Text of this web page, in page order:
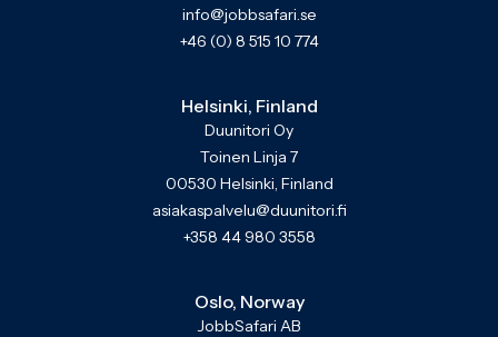
info@jobbsafari.se
+46 (0) 8 515 10 774
Helsinki, Finland
Duunitori Oy
Toinen Linja 7
00530 Helsinki, Finland
asiakaspalvelu@duunitori.fi
+358 44 980 3558
Oslo, Norway
JobbSafari AB